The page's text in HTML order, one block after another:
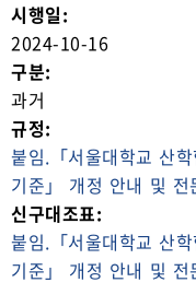
시행일:
2024-10-16
구분:
과거
규정:
붙임.「서울대학교 산
기준」 개정 안내 및
신구대조표:
붙임.「서울대학교 산
기준」 개정 안내 및